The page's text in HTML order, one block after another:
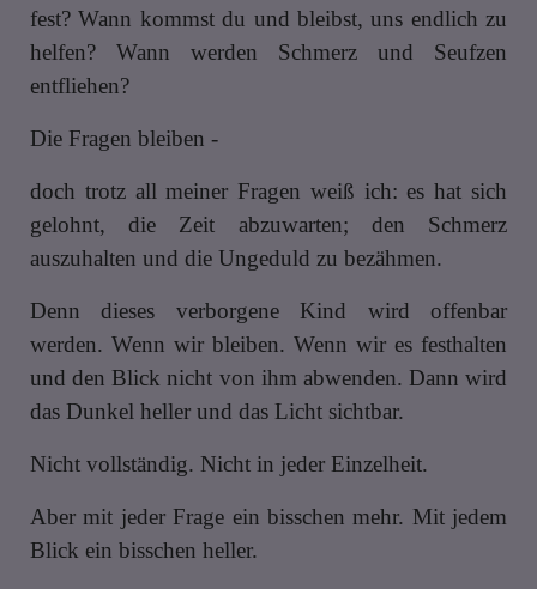
fest? Wann kommst du und bleibst, uns endlich zu
helfen? Wann werden Schmerz und Seufzen
entfliehen?
Die Fragen bleiben -
doch trotz all meiner Fragen weiß ich: es hat sich
gelohnt, die Zeit abzuwarten; den Schmerz
auszuhalten und die Ungeduld zu bezähmen.
Denn dieses verborgene Kind wird offenbar
werden. Wenn wir bleiben. Wenn wir es festhalten
und den Blick nicht von ihm abwenden. Dann wird
das Dunkel heller und das Licht sichtbar.
Nicht vollständig. Nicht in jeder Einzelheit.
Aber mit jeder Frage ein bisschen mehr. Mit jedem
Blick ein bisschen heller.